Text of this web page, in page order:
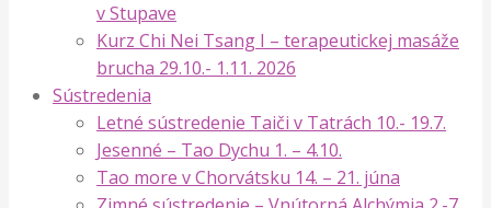
v Stupave
Kurz Chi Nei Tsang I – terapeutickej masáže
brucha 29.10.- 1.11. 2026
Sústredenia
Letné sústredenie Taiči v Tatrách 10.- 19.7.
Jesenné – Tao Dychu 1. – 4.10.
Tao more v Chorvátsku 14. – 21. júna